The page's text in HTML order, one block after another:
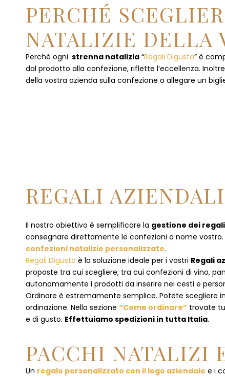
PERCHÉ
NATALIZIE DELLA
Perché ogni strenna natalizia “Regali Digusto” è
dal prodotto alla confezione, riflette l’eccellenza.
della vostra azienda sulla confezione o allegare un
REGALI
Il nostro obiettivo è semplificare la gestione dei
consegnare direttamente le confezioni a nome vostro.
confezioni natalizie personalizzate.
Regali Digusto è la soluzione ideale per i vostri Regali
proposte tra cui scegliere, tra cui confezioni di vino,
autonomamente i prodotti da inserire nei cesti e
Ordinare è estremamente semplice. Potete scegliere
ordinazione. Nella sezione “Come ordinare” trovate
e di gusto. Effettuiamo spedizioni in tutta Italia.
PACCHI NATALIZI
Un regalo personalizzato con il logo aziendale e i